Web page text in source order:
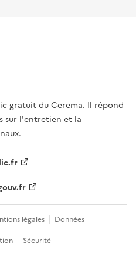
gratuit du Cerema. Il répond
sur l'entretien et la
légales
Données
Sécurité